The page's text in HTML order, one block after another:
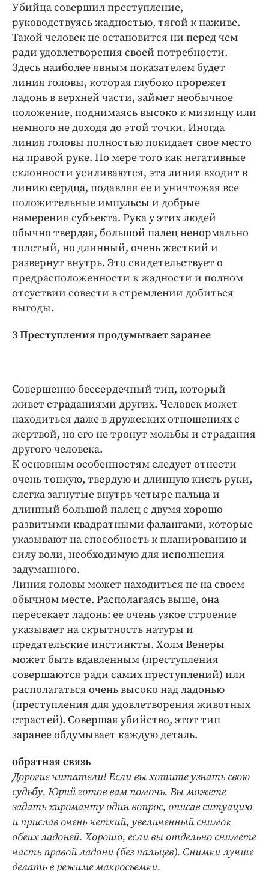
Убийца совершил преступление,
руководствуясь жадностью, тягой к наживе.
Такой человек не остановится ни перед чем
ради удовлетворения своей потребности.
Здесь наиболее явным показателем будет
линия головы, которая глубоко прорежет
ладонь в верхней части, займет необычное
положение, поднимаясь высоко к мизинцу или
немного не доходя до этой точки. Иногда
линия головы полностью покидает свое место
на правой руке. По мере того как негативные
склонности усиливаются, эта линия входит в
линию сердца, подавляя ее и уничтожая все
положительные импульсы и добрые
намерения субъекта. Рука у этих людей
обычно твердая, большой палец ненормально
толстый, но длинный, очень жесткий и
развернут внутрь. Это свидетельствует о
предрасположенности к жадности и полном
отсуствии совести в стремлении добиться
выгоды.
3 Преступления продумывает заранее
Совершенно бессердечный тип, который
живет страданиями других. Человек может
находиться даже в дружеских отношениях с
жертвой, но его не тронут мольбы и страдания
другого человека.
К основным особенностям следует отнести
очень тонкую, твердую и длинную кисть руки,
слегка загнутые внутрь четыре пальца и
длинный большой палец с двумя хорошо
развитыми квадратными фалангами, которые
указывают на способность к планированию и
силу воли, необходимую для исполнения
задуманного.
Линия головы может находиться не на своем
обычном месте. Располагаясь выше, она
пересекает ладонь: ее очень узкое строение
указывает на скрытность натуры и
предательские инстинкты. Холм Венеры
может быть вдавленным (преступления
совершаются ради самих преступлений) или
располагаться очень высоко над ладонью
(преступления для удовлетворения животных
страстей). Совершая убийство, этот тип
заранее обдумывает каждую деталь.
обратная связь
Дорогие читатели! Если вы хотите узнать свою
судьбу, Юрий готов вам помочь. Вы можете
задать хироманту один вопрос, описав ситуацию
и прислав очень четкий, увеличенный снимок
обеих ладоней. Хорошо, если вы отдельно снимете
часть правой ладони (без пальцев). Снимки лучше
делать в режиме макросъемки.